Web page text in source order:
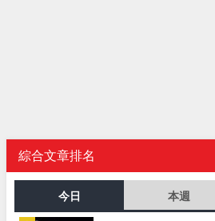
綜合文章排名
今日 本週